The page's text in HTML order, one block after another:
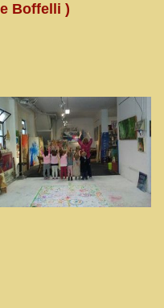
Boffelli )